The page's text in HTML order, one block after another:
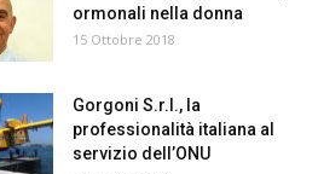
ormonali nella donna
15 Ottobre 2018
Gorgoni S.r.l., la
professionalità italiana al
servizio dell’ONU